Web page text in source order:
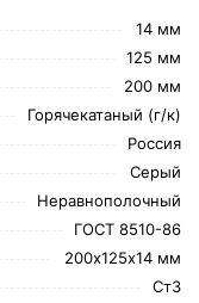
14 мм
125 мм
200 мм
Горячекатаный (г/к)
Россия
Серый
Неравнополочный
ГОСТ 8510-86
200х125х14 мм
Ст3